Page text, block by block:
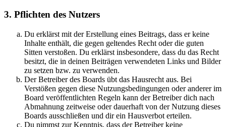
3. Pflichten des Nutzers
Du erklärst mit der Erstellung eines Beitrags, dass er keine
Inhalte enthält, die gegen geltendes Recht oder die guten
Sitten verstoßen. Du erklärst insbesondere, dass du das Recht
besitzt, die in deinen Beiträgen verwendeten Links und Bilder
zu setzen bzw. zu verwenden.
Der Betreiber des Boards übt das Hausrecht aus. Bei
Verstößen gegen diese Nutzungsbedingungen oder anderer im
Board veröffentlichten Regeln kann der Betreiber dich nach
Abmahnung zeitweise oder dauerhaft von der Nutzung dieses
Boards ausschließen und dir ein Hausverbot erteilen.
Du nimmst zur Kenntnis, dass der Betreiber keine